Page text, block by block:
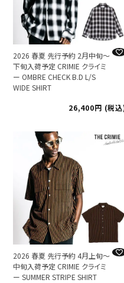
2026 春夏 先行予約 2月中旬～
下旬入荷予定 CRIMIE クライミ
ー OMBRE CHECK B.D L/S
WIDE SHIRT
26,400
税込
2026 春夏 先行予約 4月上旬～
中旬入荷予定 CRIMIE クライミ
ー SUMMER STRIPE SHIRT